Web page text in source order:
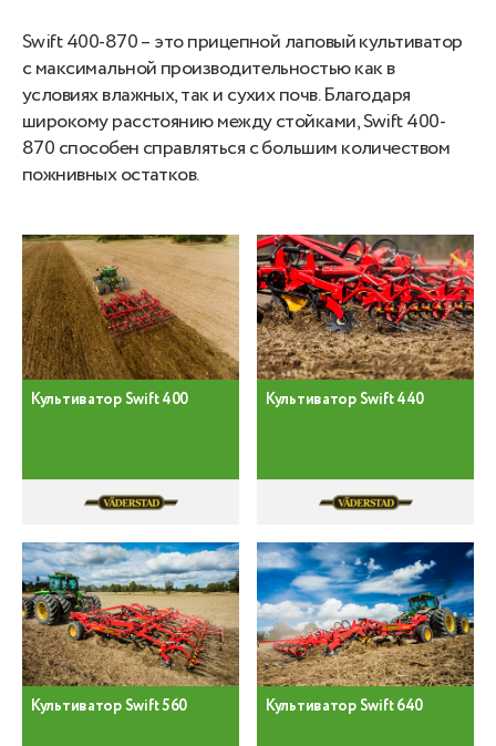
Swift 400-870 – это прицепной лаповый культиватор
с максимальной производительностью как в
условиях влажных, так и сухих почв. Благодаря
широкому расстоянию между стойками, Swift 400-
870 способен справляться с большим количеством
пожнивных остатков.
Культиватор Swift 400 Культиватор Swift 440
Культиватор Swift 560 Культиватор Swift 640